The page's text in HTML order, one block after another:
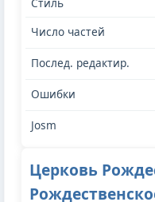
Церковь